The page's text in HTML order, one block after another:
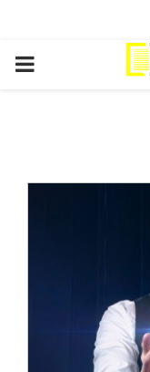
PRIMARY